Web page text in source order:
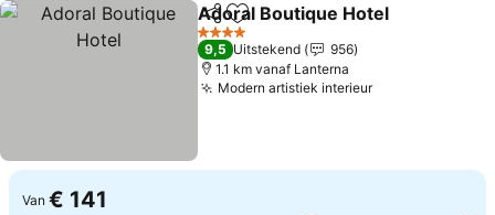
DelenToevoegen aan favorieten
Adoral Boutique Hotel
4 Sterren
9,5 Uitstekend
956
1.1 km vanaf Lanterna
Modern artistiek interieurPrijzen
Van € 141